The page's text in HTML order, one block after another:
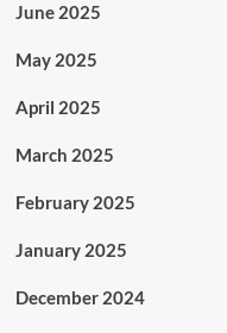
June 2025
May 2025
April 2025
March 2025
February 2025
January 2025
December 2024